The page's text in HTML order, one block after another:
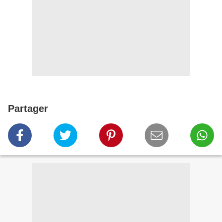
Partager